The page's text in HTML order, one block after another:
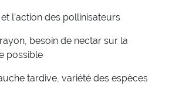
des pollinisateurs
besoin de nectar sur la
possible
tardive, variété des espèces